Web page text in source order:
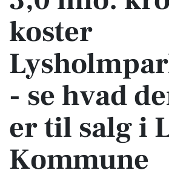
koster
- se hvad
er til salg i
Kommune